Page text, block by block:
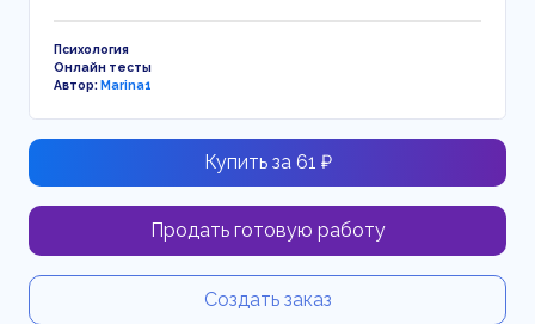
Психология
Онлайн тесты
Автор:Marina1
Купить за 61 ₽
Продать готовую работу
Создать заказ